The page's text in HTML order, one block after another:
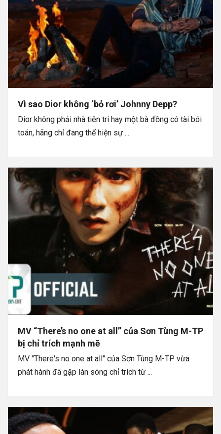
Vì sao Dior không ‘bỏ rơi’ Johnny Depp?
Dior không phải nhà tiên tri hay một bà đồng có tài bói
toán, hãng chỉ đang thể hiện sự ...
MV “There’s no one at all” của Sơn Tùng M-TP
bị chỉ trích mạnh mẽ
MV "There's no one at all" của Sơn Tùng M-TP vừa
phát hành đã gặp làn sóng chỉ trích từ ...